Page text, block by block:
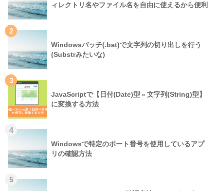
ィレクトリ名やファイル名を自由に使えるから便利
2
Windowsバッチ(.bat)で文字列の切り出しを行う
(Substrみたいな)
3
JavaScriptで【日付(Date)型⇔文字列(String)型】
に変換する方法
4
Windowsで特定のポート番号を使用しているアプ
リの確認方法
5